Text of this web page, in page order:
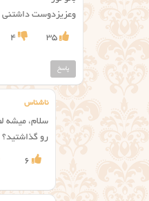
وعزیزدوست داشتنی
35
4
پاسخ
ناشناس
سلام، میشه
رو گذاشتید؟
6